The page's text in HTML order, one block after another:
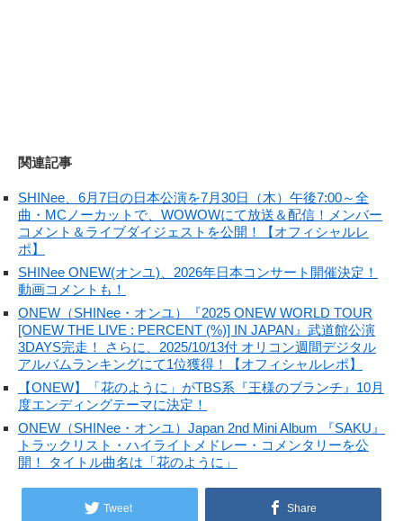
関連記事
SHINee、6月7日の日本公演を7月30日（木）午後7:00～全
曲・MCノーカットで、WOWOWにて放送＆配信！メンバー
コメント＆ライブダイジェストを公開！【オフィシャルレ
ポ】
SHINee ONEW(オンユ)、2026年日本コンサート開催決定！
動画コメントも！
ONEW（SHINee・オンユ）『2025 ONEW WORLD TOUR
[ONEW THE LIVE : PERCENT (%)] IN JAPAN』武道館公演
3DAYS完走！ さらに、2025/10/13付 オリコン週間デジタル
アルバムランキングにて1位獲得！【オフィシャルレポ】
【ONEW】「花のように」がTBS系『王様のブランチ』10月
度エンディングテーマに決定！
ONEW（SHINee・オンユ）Japan 2nd Mini Album 『SAKU』
トラックリスト・ハイライトメドレー・コメンタリーを公
開！ タイトル曲名は「花のように」
Tweet Share